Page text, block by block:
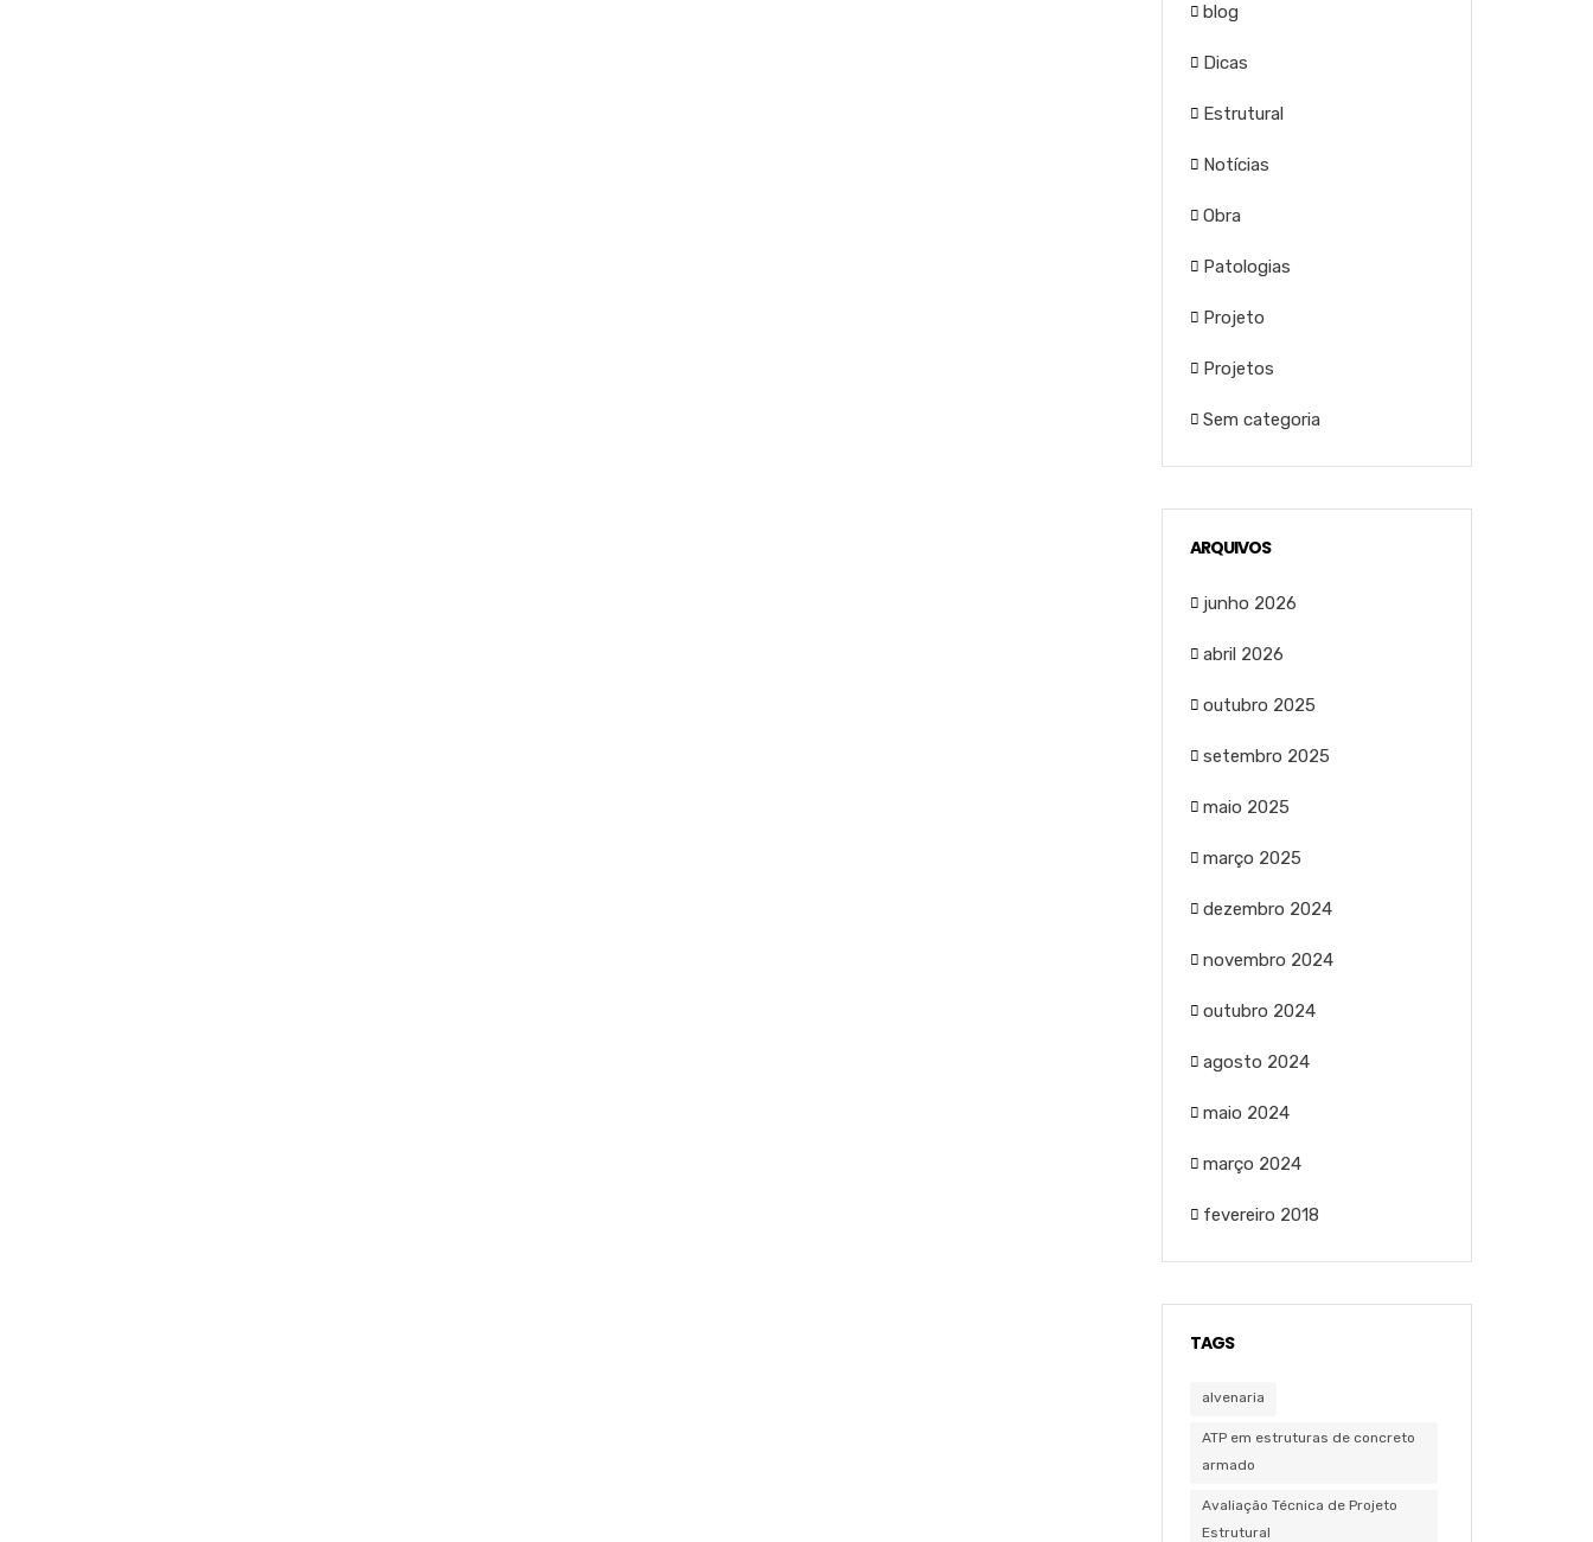
blog
Dicas
Estrutural
Notícias
Obra
Patologias
Projeto
Projetos
Sem categoria
ARQUIVOS
junho 2026
abril 2026
outubro 2025
setembro 2025
maio 2025
março 2025
dezembro 2024
novembro 2024
outubro 2024
agosto 2024
maio 2024
março 2024
fevereiro 2018
TAGS
alvenaria
ATP em estruturas de concreto
armado
Avaliação Técnica de Projeto
Estrutural